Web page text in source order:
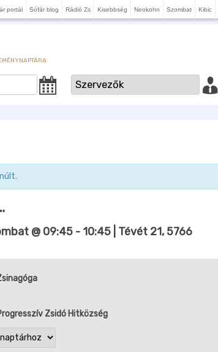
portál Sófár blog Rádió Zs Kisebbség Neokohn Szombat Kibic
@ 09:45 - 10:45 | Tévét 21, 5766
Zsidó Hitközség